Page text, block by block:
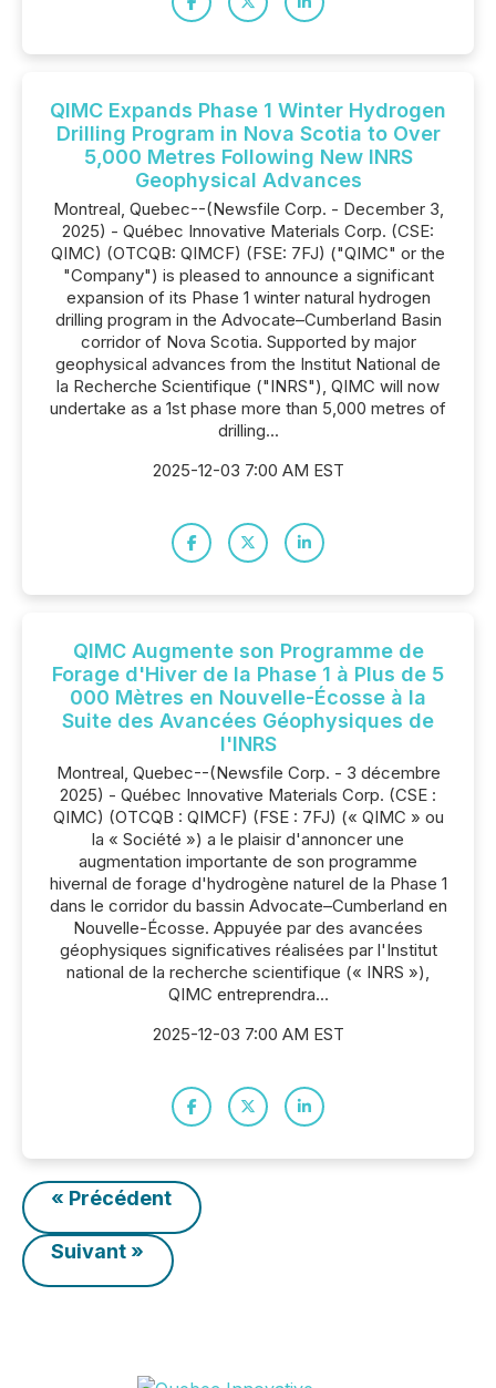
QIMC Expands Phase 1 Winter Hydrogen
Drilling Program in Nova Scotia to Over
5,000 Metres Following New INRS
Geophysical Advances
Montreal, Quebec--(Newsfile Corp. - December 3,
2025) - Québec Innovative Materials Corp. (CSE:
QIMC) (OTCQB: QIMCF) (FSE: 7FJ) ("QIMC" or the
"Company") is pleased to announce a significant
expansion of its Phase 1 winter natural hydrogen
drilling program in the Advocate–Cumberland Basin
corridor of Nova Scotia. Supported by major
geophysical advances from the Institut National de
la Recherche Scientifique ("INRS"), QIMC will now
undertake as a 1st phase more than 5,000 metres of
drilling...
2025-12-03 7:00 AM EST
QIMC Augmente son Programme de
Forage d'Hiver de la Phase 1 à Plus de 5
000 Mètres en Nouvelle-Écosse à la
Suite des Avancées Géophysiques de
l'INRS
Montreal, Quebec--(Newsfile Corp. - 3 décembre
2025) - Québec Innovative Materials Corp. (CSE :
QIMC) (OTCQB : QIMCF) (FSE : 7FJ) (« QIMC » ou
la « Société ») a le plaisir d'annoncer une
augmentation importante de son programme
hivernal de forage d'hydrogène naturel de la Phase 1
dans le corridor du bassin Advocate–Cumberland en
Nouvelle-Écosse. Appuyée par des avancées
géophysiques significatives réalisées par l'Institut
national de la recherche scientifique (« INRS »),
QIMC entreprendra...
2025-12-03 7:00 AM EST
« Précédent
Suivant »